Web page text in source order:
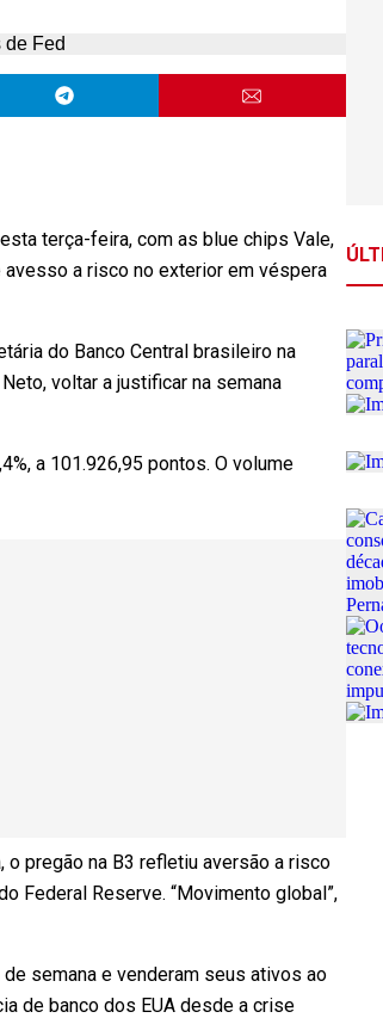
terça-feira, com as blue chips Vale,
a risco no exterior em véspera
do Banco Central brasileiro na
voltar a justificar na semana
a 101.926,95 pontos. O volume
pregão na B3 refletiu aversão a risco
Federal Reserve. “Movimento global”,
semana e venderam seus ativos ao
de banco dos EUA desde a crise